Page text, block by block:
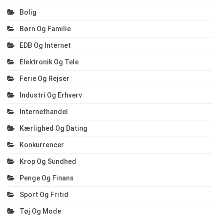
Bolig
Børn Og Familie
EDB Og Internet
Elektronik Og Tele
Ferie Og Rejser
Industri Og Erhverv
Internethandel
Kærlighed Og Dating
Konkurrencer
Krop Og Sundhed
Penge Og Finans
Sport Og Fritid
Tøj Og Mode